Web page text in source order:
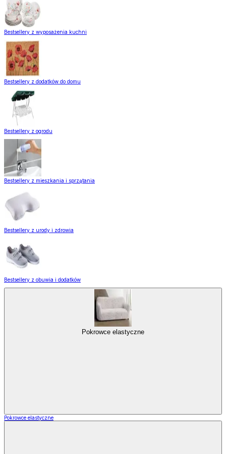
Bestsellery z wyposażenia kuchni
Bestsellery z dodatków do domu
Bestsellery z ogrodu
Bestsellery z mieszkania i sprzątania
Bestsellery z urody i zdrowia
Bestsellery z obuwia i dodatków
Pokrowce elastyczne
Pokrowce elastyczne